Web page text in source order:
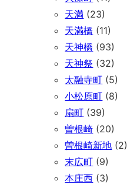
天満 (23)
天満橋 (11)
天神橋 (93)
天神祭 (32)
太融寺町 (5)
小松原町 (8)
扇町 (39)
曽根崎 (20)
曽根崎新地 (2)
末広町 (9)
本庄西 (3)